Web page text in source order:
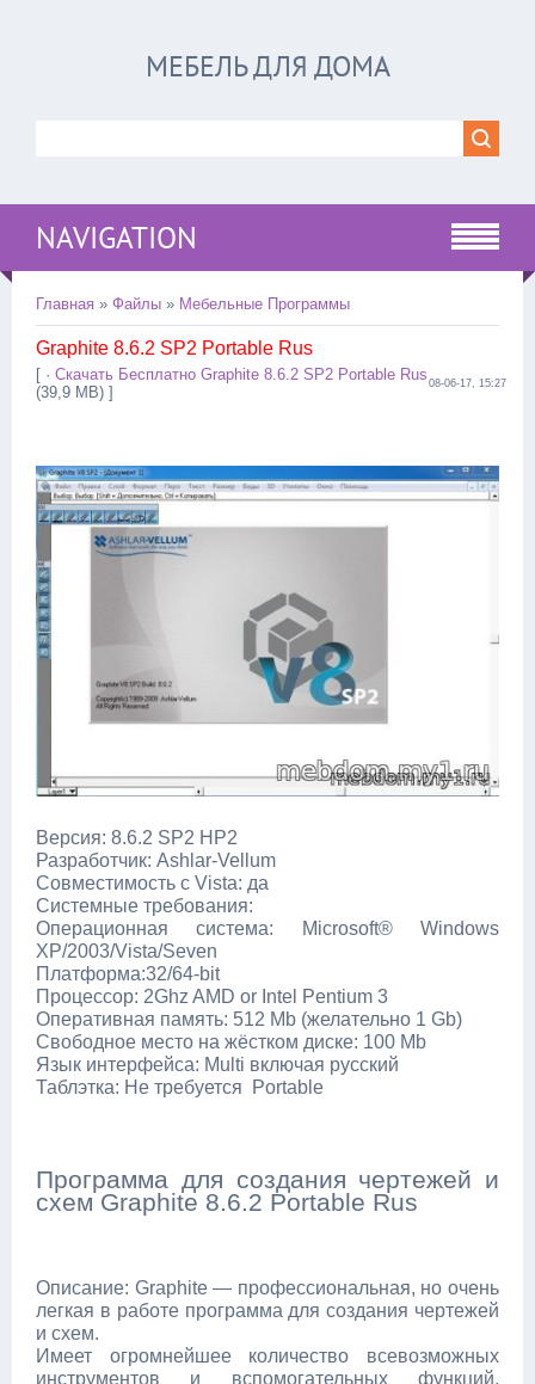
МЕБЕЛЬ ДЛЯ ДОМА
NAVIGATION
Главная » Файлы » Мебельные Программы
Graphite 8.6.2 SP2 Portable Rus
[ · Скачать Бесплатно Graphite 8.6.2 SP2 Portable Rus
(39,9 MB) ]
08-06-17, 15:27
Версия: 8.6.2 SP2 HP2
Разработчик: Ashlar-Vellum
Совместимость с Vista: да
Системные требования:
Операционная система: Microsoft® Windows
XP/2003/Vista/Seven
Платформа:32/64-bit
Процессор: 2Ghz AMD or Intel Pentium 3
Оперативная память: 512 Mb (желательно 1 Gb)
Свободное место на жёстком диске: 100 Mb
Язык интерфейса: Multi включая русский
Таблэтка: Не требуется Portable
Программа для создания чертежей и
схем Graphite 8.6.2 Portable Rus
Описание: Graphite — профессиональная, но очень
легкая в работе программа для создания чертежей
и схем.
Имеет огромнейшее количество всевозможных
инструментов и вспомогательных функций.